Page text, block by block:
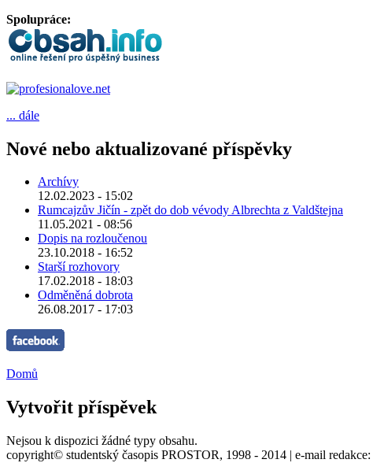
Spolupráce:
... dále
Nové nebo aktualizované příspěvky
Archívy
12.02.2023 - 15:02
Rumcajzův Jičín - zpět do dob vévody Albrechta z Valdštejna
11.05.2021 - 08:56
Dopis na rozloučenou
23.10.2018 - 16:52
Starší rozhovory
17.02.2018 - 18:03
Odměněná dobrota
26.08.2017 - 17:03
Domů
Vytvořit příspěvek
Nejsou k dispozici žádné typy obsahu.
copyright© studentský časopis PROSTOR, 1998 - 2014 | e-mail redakce: